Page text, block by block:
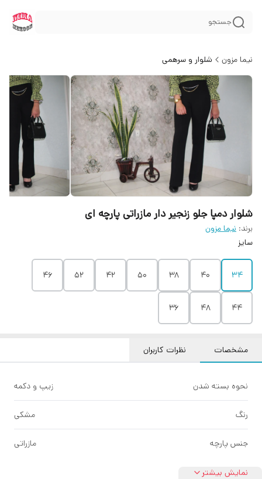
جستجو
نیما مزون شلوار و سرهمی
شلوار دمپا جلو زنجیر دار مازراتی پارچه ای
برند: نیما مزون
سایز
۳۴ 40
38
50
42
52
46
44
48
36
مشخصات نظرات کاربران
نحوه بسته شدن زیپ و دکمه
رنگ مشکی
جنس پارچه مازراتی
نمایش بیشتر